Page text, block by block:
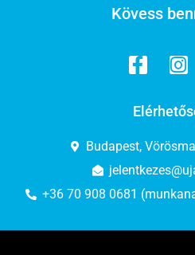
Kövess
Budapest,
+36 70 908 0681